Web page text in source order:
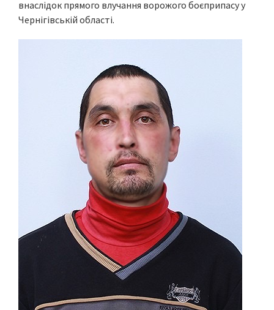
внаслідок прямого влучання ворожого боєприпасу у
Чернігівській області.